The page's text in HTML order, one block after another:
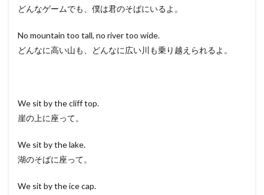
どんなゲームでも、僕は君のそばにいるよ。
No mountain too tall, no river too wide.
どんなに高い山も、どんなに広い川も乗り越えられるよ。
We sit by the cliff top.
崖の上に座って。
We sit by the lake.
湖のそばに座って。
We sit by the ice cap.